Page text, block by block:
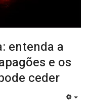
entenda a
e os
ceder